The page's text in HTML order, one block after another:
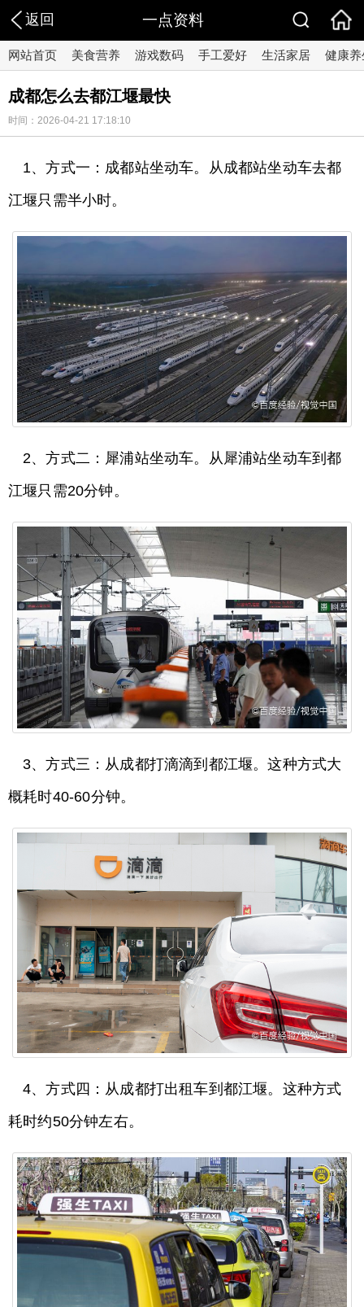
返回 一点资料
网站首页 美食营养 游戏数码 手工爱好 生活家居 健康养
成都怎么去都江堰最快
时间：2026-04-21 17:18:10
1、方式一：成都站坐动车。从成都站坐动车去都
江堰只需半小时。
2、方式二：犀浦站坐动车。从犀浦站坐动车到都
江堰只需20分钟。
3、方式三：从成都打滴滴到都江堰。这种方式大
概耗时40-60分钟。
4、方式四：从成都打出租车到都江堰。这种方式
耗时约50分钟左右。